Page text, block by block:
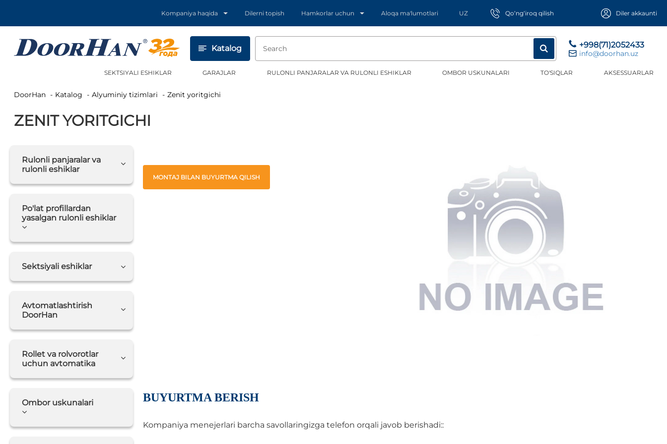
Kompaniya haqida Dilerni topish Hamkorlar uchun Aloqa ma'lumotlari UZ Qo‘ng‘iroq qilish Diler akkaunti
Katalog +998(71)2052433
info@doorhan.uz
SEKTSIYALI ESHIKLAR GARAJLAR RULONLI PANJARALAR VA RULONLI ESHIKLAR OMBOR USKUNALARI TO'SIQLAR AKSESSUARLAR
DoorHan Katalog Alyuminiy tizimlari Zenit yoritgichi
ZENIT YORITGICHI
Rulonli panjaralar va
rulonli eshiklar
Po'lat profillardan
yasalgan rulonli eshiklar
Sektsiyali eshiklar
Avtomatlashtirish
DoorHan
Rollet va rolvorotlar
uchun avtomatika
Ombor uskunalari
MONTAJ BILAN BUYURTMA QILISH
BUYURTMA BERISH
Kompaniya menejerlari barcha savollaringizga telefon orqali javob berishadi::